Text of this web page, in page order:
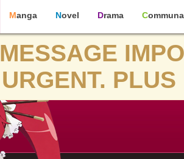
Manga Novel Drama
MESSAGE
URGENT.